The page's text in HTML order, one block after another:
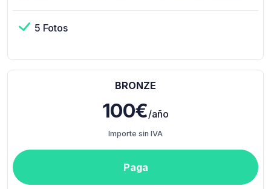
5 Fotos
BRONZE
100€/año
Importe sin IVA
Paga